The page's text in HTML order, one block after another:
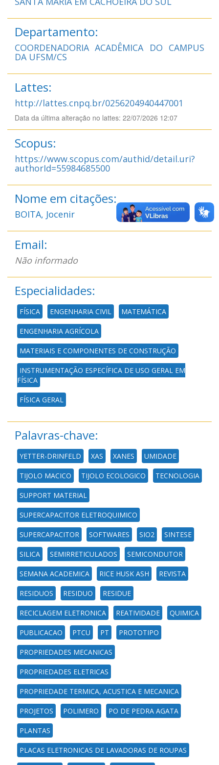
Departamento:
COORDENADORIA ACADÊMICA DO CAMPUS
DA UFSM/CS
Lattes:
http://lattes.cnpq.br/0256204940447001
Data da última alteração no lattes: 22/07/2026 12:07
Scopus:
https://www.scopus.com/authid/detail.uri?
authorId=55984685500
Nome em citações:
BOITA, Jocenir
Email:
Não informado
Especialidades:
FÍSICA ENGENHARIA CIVIL MATEMÁTICA
ENGENHARIA AGRÍCOLA
MATERIAIS E COMPONENTES DE CONSTRUÇÃO
INSTRUMENTAÇÃO ESPECÍFICA DE USO GERAL EM
FÍSICA
FÍSICA GERAL
Palavras-chave:
YETTER-DRINFELD XAS XANES UMIDADE
TIJOLO MACICO TIJOLO ECOLOGICO TECNOLOGIA
SUPPORT MATERIAL
SUPERCAPACITOR ELETROQUIMICO
SUPERCAPACITOR SOFTWARES SIO2 SINTESE
SILICA SEMIRRETICULADOS SEMICONDUTOR
SEMANA ACADEMICA RICE HUSK ASH REVISTA
RESIDUOS RESIDUO RESIDUE
RECICLAGEM ELETRONICA REATIVIDADE QUIMICA
PUBLICACAO PTCU PT PROTOTIPO
PROPRIEDADES MECANICAS
PROPRIEDADES ELETRICAS
PROPRIEDADE TERMICA, ACUSTICA E MECANICA
PROJETOS POLIMERO PO DE PEDRA AGATA
PLANTAS
PLACAS ELETRONICAS DE LAVADORAS DE ROUPAS